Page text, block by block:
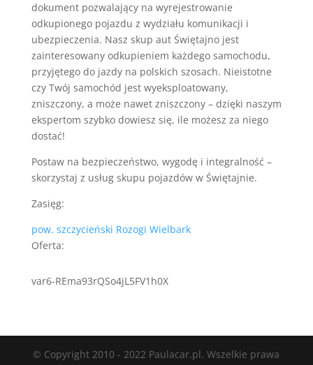
dokument pozwalający na wyrejestrowanie
odkupionego pojazdu z wydziału komunikacji i
ubezpieczenia. Nasz skup aut Świętajno jest
zainteresowany odkupieniem każdego samochodu,
przyjętego do jazdy na polskich szosach. Nieistotne
czy Twój samochód jest wyeksploatowany,
zniszczony, a może nawet zniszczony – dzięki naszym
ekspertom szybko dowiesz się, ile możesz za niego
dostać!
Postaw na bezpieczeństwo, wygodę i integralność –
skorzystaj z usług skupu pojazdów w Świętajnie.
Zasięg:
pow. szczycieński Rozogi Wielbark
Oferta:
var6-REma93rQSo4jL5FV1h0X
© Copyright 2010 - 2022 Paulacar.pl. Wszelkie prawa